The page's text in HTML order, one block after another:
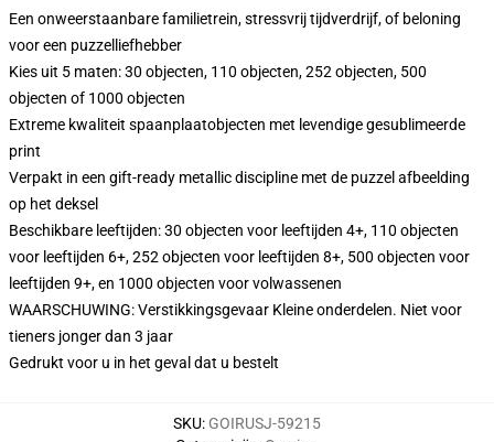
Een onweerstaanbare familietrein, stressvrij tijdverdrijf, of beloning
voor een puzzelliefhebber
Kies uit 5 maten: 30 objecten, 110 objecten, 252 objecten, 500
objecten of 1000 objecten
Extreme kwaliteit spaanplaatobjecten met levendige gesublimeerde
print
Verpakt in een gift-ready metallic discipline met de puzzel afbeelding
op het deksel
Beschikbare leeftijden: 30 objecten voor leeftijden 4+, 110 objecten
voor leeftijden 6+, 252 objecten voor leeftijden 8+, 500 objecten voor
leeftijden 9+, en 1000 objecten voor volwassenen
WAARSCHUWING: Verstikkingsgevaar Kleine onderdelen. Niet voor
tieners jonger dan 3 jaar
Gedrukt voor u in het geval dat u bestelt
SKU: GOIRUSJ-59215